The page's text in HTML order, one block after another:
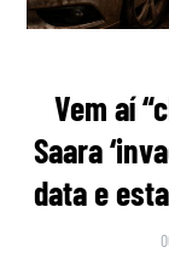
Vem aí
Saara
data e